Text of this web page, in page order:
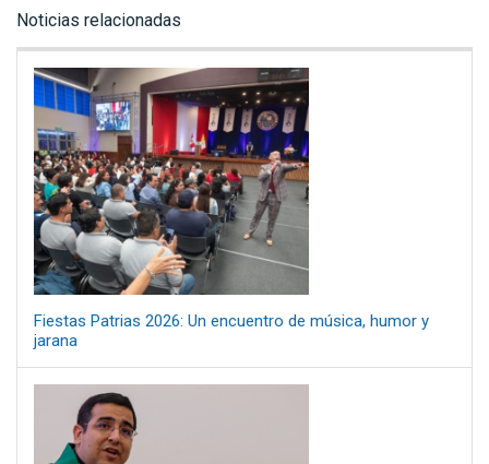
Noticias relacionadas
Fiestas Patrias 2026: Un encuentro de música, humor y
jarana